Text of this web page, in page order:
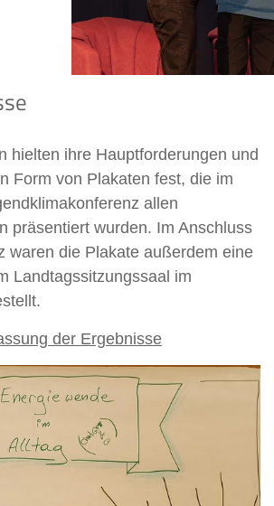
hielten ihre Hauptforderungen und
Form von Plakaten fest, die im
allen
präsentiert wurden. Im Anschluss
waren die Plakate außerdem eine
Landtagssitzungssaal im
der Ergebnisse